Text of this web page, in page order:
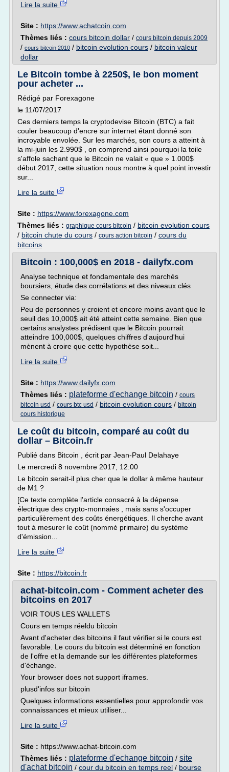
Lire la suite
Site : https://www.achatcoin.com
Thèmes liés : cours bitcoin dollar / cours bitcoin depuis 2009
/ cours bitcoin 2010 / bitcoin evolution cours / bitcoin valeur
dollar
Le Bitcoin tombe à 2250$, le bon moment
pour acheter ...
Rédigé par Forexagone
le 11/07/2017
Ces derniers temps la cryptodevise Bitcoin (BTC) a fait
couler beaucoup d'encre sur internet étant donné son
incroyable envolée. Sur les marchés, son cours a atteint à
la mi-juin les 2.990$ , on comprend ainsi pourquoi la toile
s'affole sachant que le Bitcoin ne valait « que » 1.000$
début 2017, cette situation nous montre à quel point investir
sur...
Lire la suite
Site : https://www.forexagone.com
Thèmes liés : graphique cours bitcoin / bitcoin evolution cours
/ bitcoin chute du cours / cours action bitcoin / cours du
bitcoins
Bitcoin : 100,000$ en 2018 - dailyfx.com
Analyse technique et fondamentale des marchés
boursiers, étude des corrélations et des niveaux clés
Se connecter via:
Peu de personnes y croient et encore moins avant que le
seuil des 10,000$ ait été atteint cette semaine. Bien que
certains analystes prédisent que le Bitcoin pourrait
atteindre 100,000$, quelques chiffres d'aujourd'hui
mènent à croire que cette hypothèse soit...
Lire la suite
Site : https://www.dailyfx.com
Thèmes liés : plateforme d'echange bitcoin / cours
bitcoin usd / cours btc usd / bitcoin evolution cours / bitcoin
cours historique
Le coût du bitcoin, comparé au coût du
dollar – Bitcoin.fr
Publié dans Bitcoin , écrit par Jean-Paul Delahaye
Le mercredi 8 novembre 2017, 12:00
Le bitcoin serait-il plus cher que le dollar à même hauteur
de M1 ?
[Ce texte complète l'article consacré à la dépense
électrique des crypto-monnaies , mais sans s'occuper
particulièrement des coûts énergétiques. Il cherche avant
tout à mesurer le coût (nommé primaire) du système
d'émission...
Lire la suite
Site : https://bitcoin.fr
achat-bitcoin.com - Comment acheter des
bitcoins en 2017
VOIR TOUS LES WALLETS
Cours en temps réeldu bitcoin
Avant d'acheter des bitcoins il faut vérifier si le cours est
favorable. Le cours du bitcoin est déterminé en fonction
de l'offre et la demande sur les différentes plateformes
d'échange.
Your browser does not support iframes.
plusd'infos sur bitcoin
Quelques informations essentielles pour approfondir vos
connaissances et mieux utiliser...
Lire la suite
Site : https://www.achat-bitcoin.com
Thèmes liés : plateforme d'echange bitcoin / site
d'achat bitcoin / cour du bitcoin en temps reel / bourse